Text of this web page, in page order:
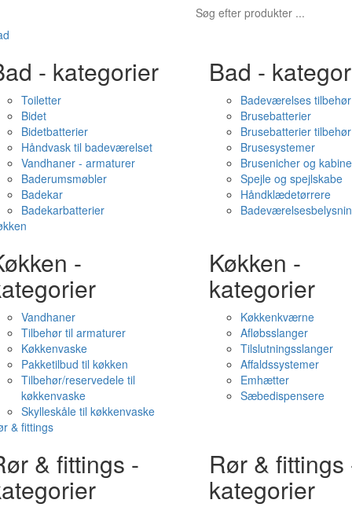
- kategorier
Toiletter
Bidet
Bidetbatterier
Håndvask til badeværelset
Vandhaner - armaturer
Baderumsmøbler
Badekar
Badekarbatterier
Bad -
Badeværelses tilbehør
Brusebatterier
Brusebatterier tilbehør
Brusesystemer
Brusenicher og
Spejle og spejlskabe
Håndklædetørrere
-
Vandhaner
Tilbehør til armaturer
Køkkenvaske
Pakketilbud til køkken
Tilbehør/reservedele til
køkkenvaske
Skylleskåle til køkkenvaske
Køkken -
kategorier
Køkkenkværne
Afløbsslanger
Tilslutningsslanger
Affaldssystemer
Emhætter
Sæbedispensere
& fittings
& fittings - Rør & fittings
kategorier